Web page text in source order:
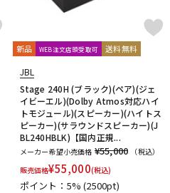
新品 WEB注文店頭受取可 送料無料
JBL
Stage 240H (ブラック)(ペア)(ジェ
イビーエル)(Dolby Atmos対応ハイ
トモジュール)(スピーカー)(ハイトス
ピーカー)(サラウンドスピーカー)(J
BL240HBLK)【国内正規...
メーカー希望小売価格 ¥55,000
（税込）
販売価格¥55,000(税込)
ポイント：5%(2500pt)